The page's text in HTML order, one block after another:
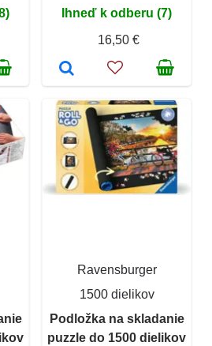
Ihneď k odberu (7)
16,50 €
Ravensburger
1500 dielikov
Podložka na skladanie
puzzle do 1500 dielikov